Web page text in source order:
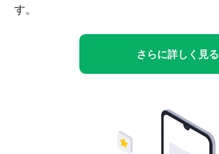
す。
さらに詳しく見る